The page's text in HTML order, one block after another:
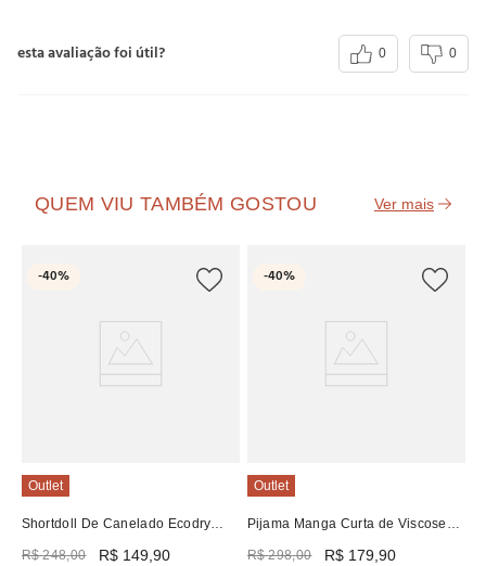
esta avaliação foi útil? 0 0
QUEM VIU TAMBÉM GOSTOU
-40%
Outlet
Shortdoll De Canelado Ecodry
R$ 248,00 R$ 149 ,90
-40%
Outlet
Pijama Manga Curta de Viscose
R$ 298,00 R$ 179 ,90